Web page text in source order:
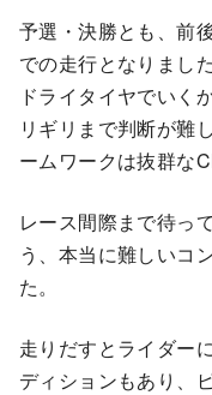
予選・決勝とも、前
での走行となりました
ドライタイヤでいく
リギリまで判断が難
ームワークは抜群な
レース間際まで待っ
う、本当に難しいコ
た。
走りだすとライダー
ディションもあり、